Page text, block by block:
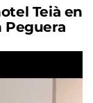
Teià en
Peguera